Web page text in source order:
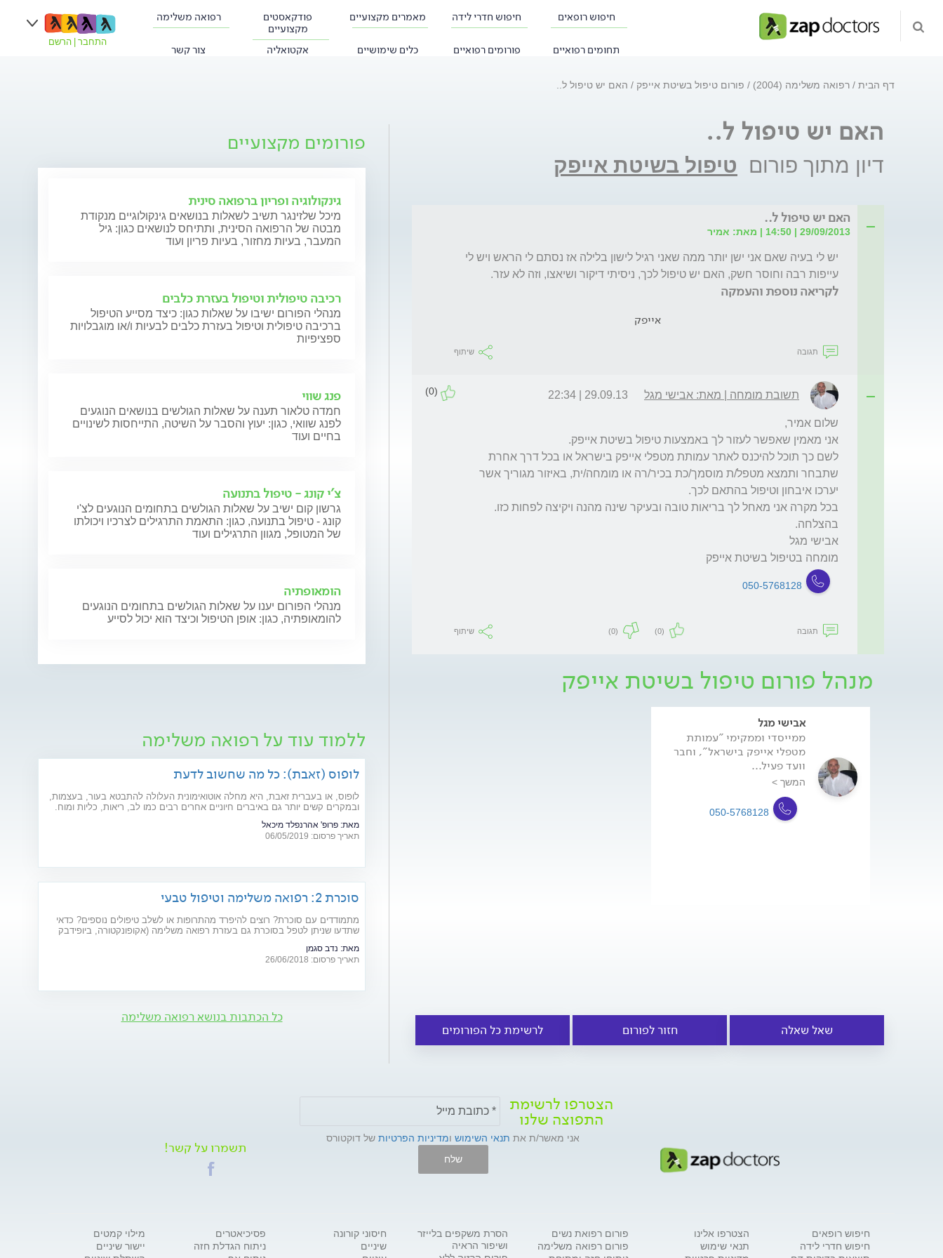
חיפוש רופאים חיפוש חדרי לידה מאמרים מקצועיים
פודקאסטים
מקצועיים
רפואה משלימה
תחומים רפואיים פורומים רפואיים כלים שימושיים אקטואליה צור קשר
התחבר הרשם
דף הבית רפואה משלימה (2004) פורום טיפול בשיטת אייפק האם יש טיפול ל..
האם יש טיפול ל..
דיון מתוך פורום טיפול בשיטת אייפק
האם יש טיפול ל..
29/09/2013 | 14:50 | מאת: אמיר
עייפות רבה וחוסר חשק, האם יש טיפול לכך, ניסיתי דיקור ושיאצו, וזה לא עזר.
לקריאה נוספת והעמקה
אייפק
תגובה שיתוף
תשובת מומחה | מאת: אבישי מגל 29.09.13 | 22:34
(0)
מומחה בטיפול בשיטת אייפק
050-5768128
תגובה (0)
(0) שיתוף
מנהל פורום טיפול בשיטת אייפק
אבישי מגל
ממייסדי וממקימי "עמותת
מטפלי אייפק בישראל", וחבר
וועד פעיל...
המשך >
050-5768128
שאל שאלה חזור לפורום לרשימת כל הפורומים
פורומים מקצועיים
גינקולוגיה ופריון ברפואה סינית
מיכל שלזינגר תשיב לשאלות בנושאים גינקולוגיים מנקודת
מבטה של הרפואה הסינית, ותתיחס לנושאים כגון: גיל
המעבר, בעיות מחזור, בעיות פריון ועוד
רכיבה טיפולית וטיפול בעזרת כלבים
מנהלי הפורום ישיבו על שאלות כגון: כיצד מסייע הטיפול
ברכיבה טיפולית וטיפול בעזרת כלבים לבעיות ו/או מוגבלויות
ספציפיות
פנג שווי
חמדה טלאור תענה על שאלות הגולשים בנושאים הנוגעים
לפנג שוואי, כגון: יעוץ והסבר על השיטה, התייחסות לשינויים
בחיים ועוד
צ'י קונג - טיפול בתנועה
גרשון קום ישיב על שאלות הגולשים בתחומים הנוגעים לצ'י
קונג - טיפול בתנועה, כגון: התאמת התרגילים לצרכיו ויכולתו
של המטופל, מגוון התרגילים ועוד
הומאופתיה
מנהלי הפורום יענו על שאלות הגולשים בתחומים הנוגעים
להומאופתיה, כגון: אופן הטיפול וכיצד הוא יכול לסייע
ללמוד עוד על רפואה משלימה
לופוס (זאבת): כל מה שחשוב לדעת
לופוס, או בעברית זאבת, היא מחלה אוטואימונית העלולה להתבטא בעור, בעצמות,
ובמקרים קשים יותר גם באיברים חיוניים אחרים רבים כמו לב, ריאות, כליות ומוח.
בשנים האחרונות? כתבה לרגל יום המודעות למחלה (10.5)
מאת: פרופ' אהרנפלד מיכאל
תאריך פרסום: 06/05/2019
סוכרת 2: רפואה משלימה וטיפול טבעי
מתמודדים עם סוכרת? רוצים להיפרד מהתרופות או לשלב טיפולים נוספים? כדאי
שתדעו שניתן לטפל בסוכרת גם בעזרת רפואה משלימה (אקופונקטורה, ביופידבק
מאת: נדב סגמן
תאריך פרסום: 26/06/2018
כל הכתבות בנושא רפואה משלימה
הצטרפו לרשימת
התפוצה שלנו
אני מאשר/ת את תנאי השימוש ומדיניות הפרטיות של דוקטורס
שלח
תשמרו על קשר!
חיפוש רופאים
חיפוש חדרי לידה
הצטרפו אלינו
תנאי שימוש
פורום רפואת נשים
פורום רפואה משלימה
הסרת משקפים בלייזר
ושיפור הראיה
חיסוני קורונה
שיניים
פסיכיאטרים
ניתוח הגדלת חזה
מילוי קמטים
יישור שיניים